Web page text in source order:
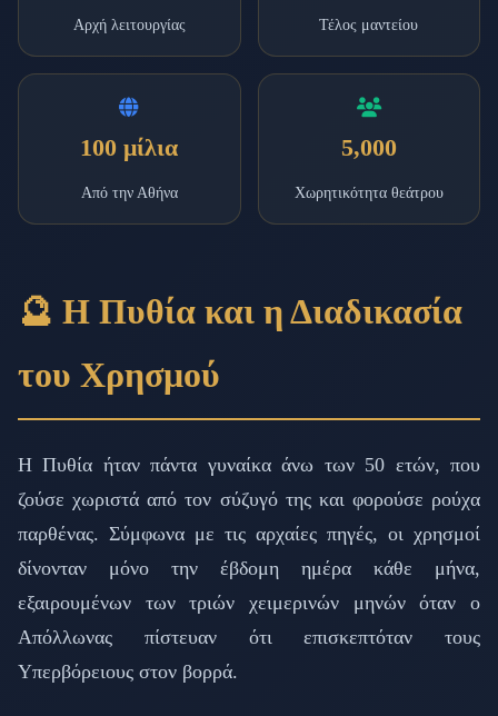
Αρχή λειτουργίας Τέλος μαντείου
100 μίλια
Από την Αθήνα
5,000
Χωρητικότητα θεάτρου
🔮 Η Πυθία και η Διαδικασία
του Χρησμού
Η Πυθία ήταν πάντα γυναίκα άνω των 50 ετών, που
ζούσε χωριστά από τον σύζυγό της και φορούσε ρούχα
παρθένας. Σύμφωνα με τις αρχαίες πηγές, οι χρησμοί
δίνονταν μόνο την έβδομη ημέρα κάθε μήνα,
εξαιρουμένων των τριών χειμερινών μηνών όταν ο
Απόλλωνας πίστευαν ότι επισκεπτόταν τους
Υπερβόρειους στον βορρά.